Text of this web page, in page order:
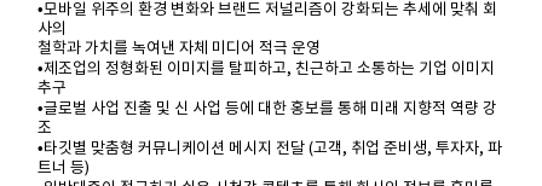
•모바일 위주의 환경 변화와 브랜드 저널리즘이 강화되는 추세에 맞춰 회
사의
철학과 가치를 녹여낸 자체 미디어 적극 운영
•제조업의 정형화된 이미지를 탈피하고, 친근하고 소통하는 기업 이미지
추구
•글로벌 사업 진출 및 신 사업 등에 대한 홍보를 통해 미래 지향적 역량 강
조
•타깃별 맞춤형 커뮤니케이션 메시지 전달 (고객, 취업 준비생, 투자자, 파
트너 등)